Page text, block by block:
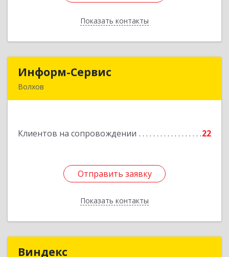
Показать контакты
Назад
Информ-Сервис
Волхов
Клиентов на сопровождении 22
Отправить заявку
Показать контакты
Подробнее
Отправить заявку
Назад
Виндекс